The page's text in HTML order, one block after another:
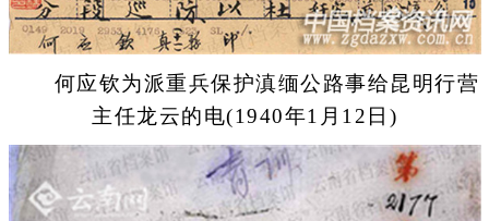
何应钦为派重兵保护滇缅公路事给昆明行营
主任龙云的电(1940年1月12日)